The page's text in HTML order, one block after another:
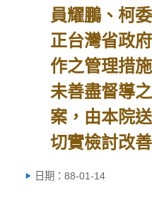
員耀鵬、柯
正台灣省政
作之管理措
未善盡督導
案，由本院
切實檢討改
日期：88-01-14